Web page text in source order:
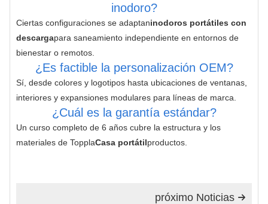
inodoro?
Ciertas configuraciones se adaptaninodoros portátiles con
descargapara saneamiento independiente en entornos de
bienestar o remotos.
¿Es factible la personalización OEM?
Sí, desde colores y logotipos hasta ubicaciones de ventanas,
interiores y expansiones modulares para líneas de marca.
¿Cuál es la garantía estándar?
Un curso completo de 6 años cubre la estructura y los
materiales de TopplaCasa portátilproductos.

próximo Noticias